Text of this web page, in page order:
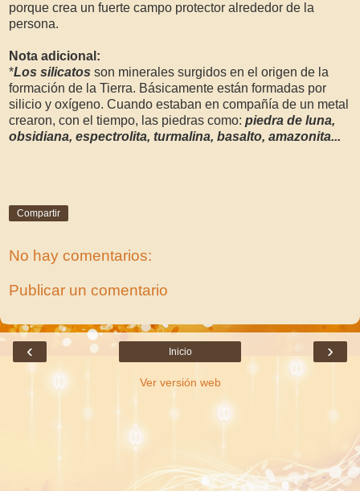
porque crea un fuerte campo protector alrededor de la
persona.
Nota adicional:
*Los silicatos son minerales surgidos en el origen de la
formación de la Tierra. Básicamente están formadas por
silicio y oxígeno. Cuando estaban en compañía de un metal
crearon, con el tiempo, las piedras como: piedra de luna,
obsidiana, espectrolita, turmalina, basalto, amazonita...
Compartir
No hay comentarios:
Publicar un comentario
‹ ›
Inicio
Ver versión web